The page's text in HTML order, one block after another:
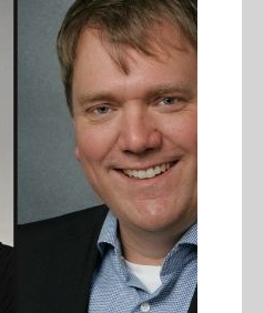
mit
und Prof.